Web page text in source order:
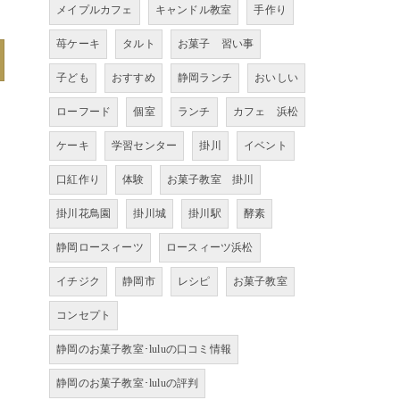
メイプルカフェ キャンドル教室 手作り
苺ケーキ タルト お菓子 習い事
子ども おすすめ 静岡ランチ おいしい
ローフード 個室 ランチ カフェ 浜松
ケーキ 学習センター 掛川 イベント
口紅作り 体験 お菓子教室 掛川
掛川花鳥園 掛川城 掛川駅 酵素
静岡ロースィーツ ロースィーツ浜松
イチジク 静岡市 レシピ お菓子教室
コンセプト
静岡のお菓子教室･luluの口コミ情報
静岡のお菓子教室･luluの評判